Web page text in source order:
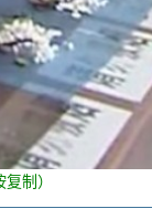
制）